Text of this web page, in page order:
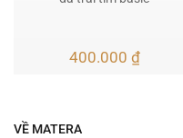
400.000 ₫
VỀ MATERA